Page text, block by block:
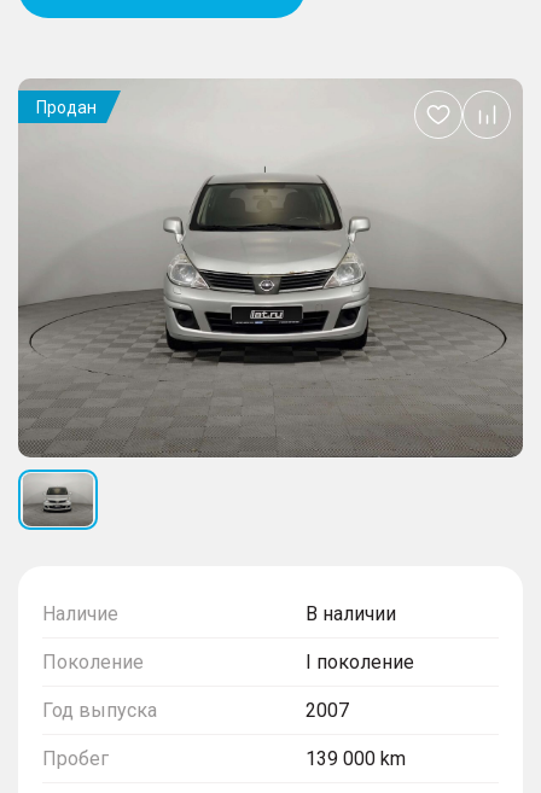
Наличие В наличии
Поколение I поколение
Год выпуска 2007
Пробег 139 000 km
Продан
Добавить
в